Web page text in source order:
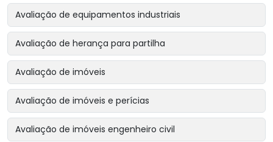
Avaliação de equipamentos industriais
Avaliação de herança para partilha
Avaliação de imóveis
Avaliação de imóveis e perícias
Avaliação de imóveis engenheiro civil